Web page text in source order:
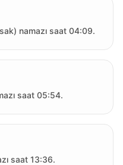
namazı saat 04:09.
saat 05:54.
saat 13:36.